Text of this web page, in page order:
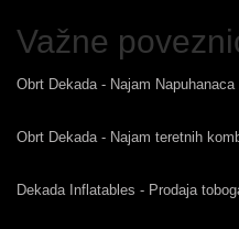
Važne
Obrt Dekada - Najam Napuhanaca
Obrt Dekada - Najam teretnih
Dekada Inflatables - Prodaja